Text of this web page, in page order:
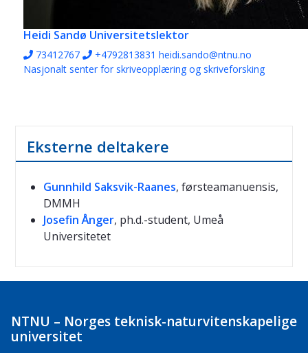
Heidi Sandø Universitetslektor
73412767 +4792813831 heidi.sando@ntnu.no
Nasjonalt senter for skriveopplæring og skriveforsking
Eksterne deltakere
Gunnhild Saksvik-Raanes, førsteamanuensis,
DMMH
Josefin Ånger, ph.d.-student, Umeå
Universitetet
NTNU – Norges teknisk-naturvitenskapelige
universitet